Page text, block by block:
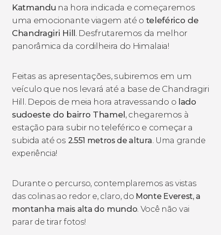
Katmandu na hora indicada e começaremos
uma emocionante viagem até o teleférico de
Chandragiri Hill. Desfrutaremos da melhor
panorâmica da cordilheira do Himalaia!
Feitas as apresentações, subiremos em um
veículo que nos levará até a base de Chandragiri
Hill. Depois de meia hora atravessando o lado
sudoeste do bairro Thamel, chegaremos à
estação para subir no teleférico e começar a
subida até os 2.551 metros de altura. Uma grande
experiência!
Durante o percurso, contemplaremos as vistas
das colinas ao redor e, claro, do Monte Everest, a
montanha mais alta do mundo. Você não vai
parar de tirar fotos!